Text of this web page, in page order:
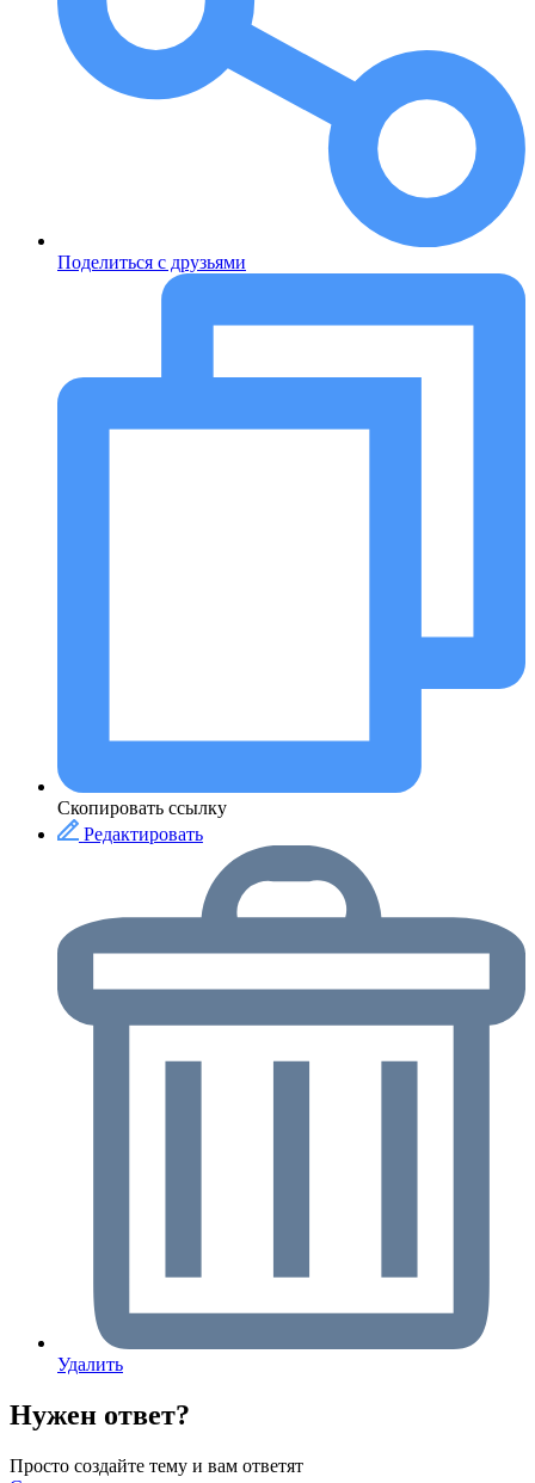
Поделиться с друзьями
Скопировать ссылку
Редактировать
Удалить
Нужен ответ?
Просто создайте тему и вам ответят